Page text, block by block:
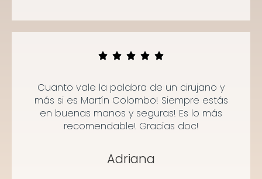
Cuanto vale la palabra de un cirujano y
más si es Martín Colombo! Siempre estás
en buenas manos y seguras! Es lo más
recomendable! Gracias doc!
Adriana